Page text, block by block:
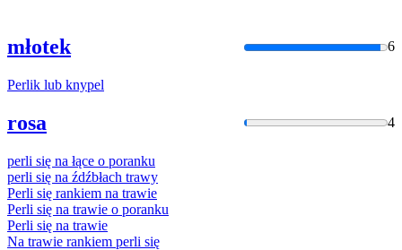
młotek 6
Perlik lub knypel
rosa 4
perli się na łące o poranku
perli się na źdźbłach trawy
Perli się rankiem na trawie
Perli się na trawie o poranku
Perli się na trawie
Na trawie rankiem perli się